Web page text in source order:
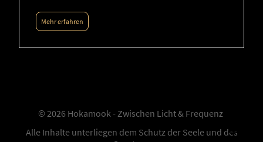
Mehr erfahren
© 2026 Hokamook - Zwischen Licht & Frequenz
Alle Inhalte unterliegen dem Schutz der Seele und des